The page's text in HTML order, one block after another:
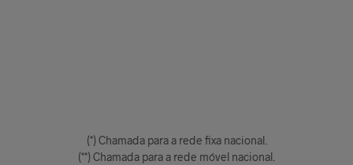
(*) Chamada para a rede fixa nacional.
(**) Chamada para a rede móvel nacional.